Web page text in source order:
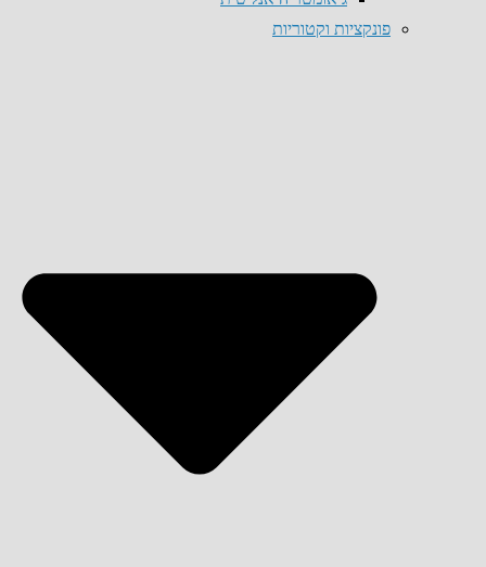
פונקציות וקטוריות